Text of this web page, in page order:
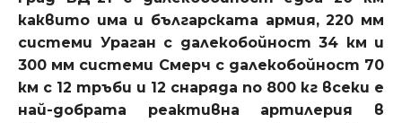
каквито има и българската армия, 220 мм
системи Ураган с далекобойност 34 км и
300 мм системи Смерч с далекобойност 70
км с 12 тръби и 12 снаряда по 800 кг всеки е
най-добрата реактивна артилерия в